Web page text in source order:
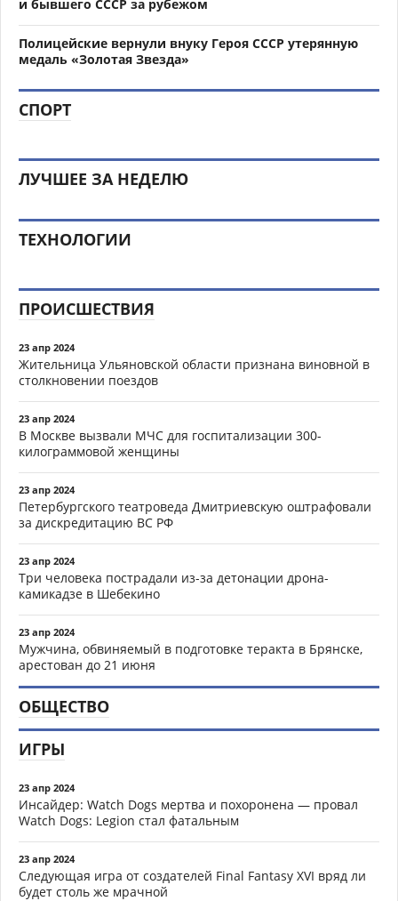
и бывшего СССР за рубежом
Полицейские вернули внуку Героя СССР утерянную
медаль «Золотая Звезда»
СПОРТ
ЛУЧШЕЕ ЗА НЕДЕЛЮ
ТЕХНОЛОГИИ
ПРОИСШЕСТВИЯ
23 апр 2024
Жительница Ульяновской области признана виновной в
столкновении поездов
23 апр 2024
В Москве вызвали МЧС для госпитализации 300-
килограммовой женщины
23 апр 2024
Петербургского театроведа Дмитриевскую оштрафовали
за дискредитацию ВС РФ
23 апр 2024
Три человека пострадали из-за детонации дрона-
камикадзе в Шебекино
23 апр 2024
Мужчина, обвиняемый в подготовке теракта в Брянске,
арестован до 21 июня
ОБЩЕСТВО
ИГРЫ
23 апр 2024
Инсайдер: Watch Dogs мертва и похоронена — провал
Watch Dogs: Legion стал фатальным
23 апр 2024
Следующая игра от создателей Final Fantasy XVI вряд ли
будет столь же мрачной